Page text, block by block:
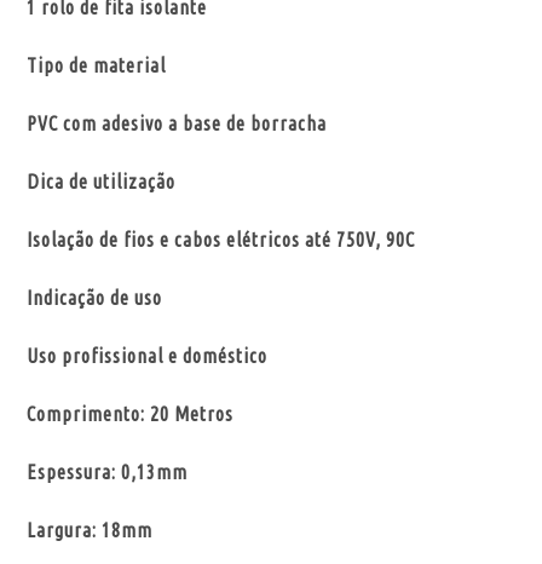
1 rolo de fita isolante
Tipo de material
PVC com adesivo a base de borracha
Dica de utilização
Isolação de fios e cabos elétricos até 750V, 90C
Indicação de uso
Uso profissional e doméstico
Comprimento: 20 Metros
Espessura: 0,13mm
Largura: 18mm